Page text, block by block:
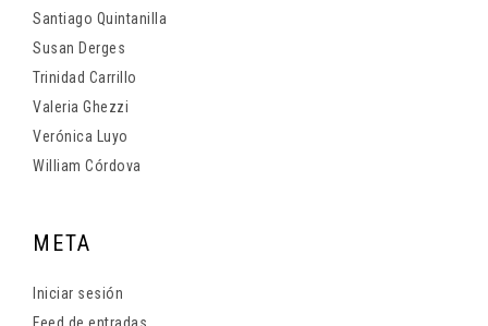
Santiago Quintanilla
Susan Derges
Trinidad Carrillo
Valeria Ghezzi
Verónica Luyo
William Córdova
META
Iniciar sesión